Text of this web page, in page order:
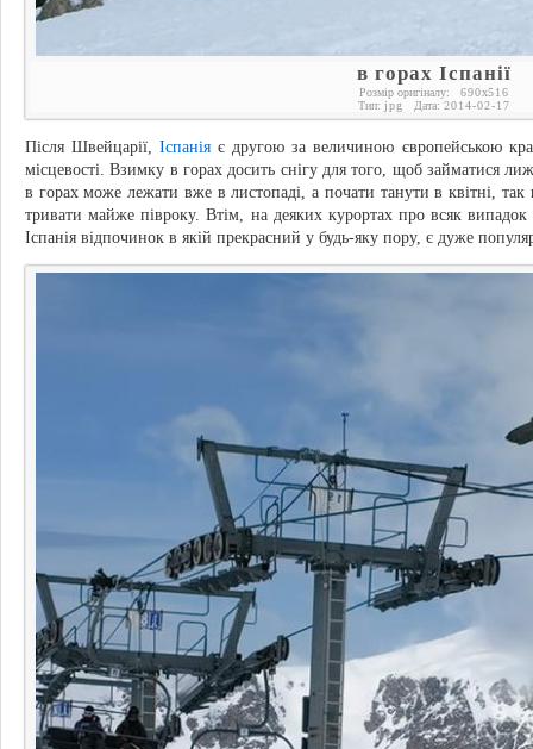
в горах Іспанії
Розмір оригіналу: 690x516
Тип: jpg Дата: 2014-02-17
Після Швейцарії,Іспанія є другою за величиною європейською
місцевості. Взимку в горах досить снігу для того, щоб займатися
в горах може лежати вже в листопаді, а почати танути в квітні,
тривати майже півроку. Втім, на деяких курортах про всяк
Іспанія відпочинок в якій прекрасний у будь-яку пору, є дуже